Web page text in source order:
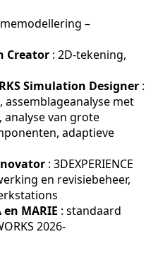
–
Creator : 2D-tekening,
Simulation Designer :
met
van grote
adaptieve
: 3DEXPERIENCE
en revisiebeheer,
MARIE : standaard
2026-